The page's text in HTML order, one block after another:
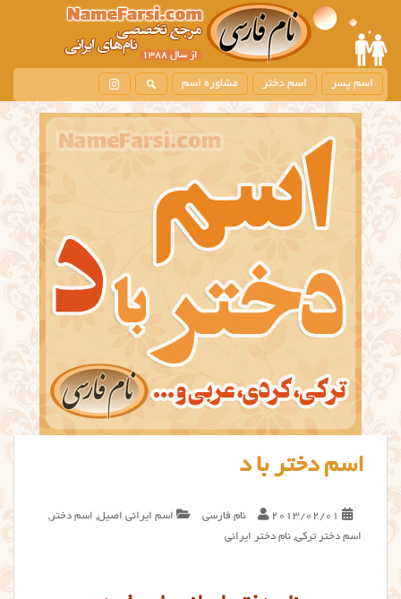
m
i
c
n
t
اسم پسر اسم دختر مشاوره اسم
اسم دختر با د
2013/02/01 نام فارسی اسم ایرانی اصیل, اسم دختر ,
اسم دختر ترکی, نام دختر ایرانی